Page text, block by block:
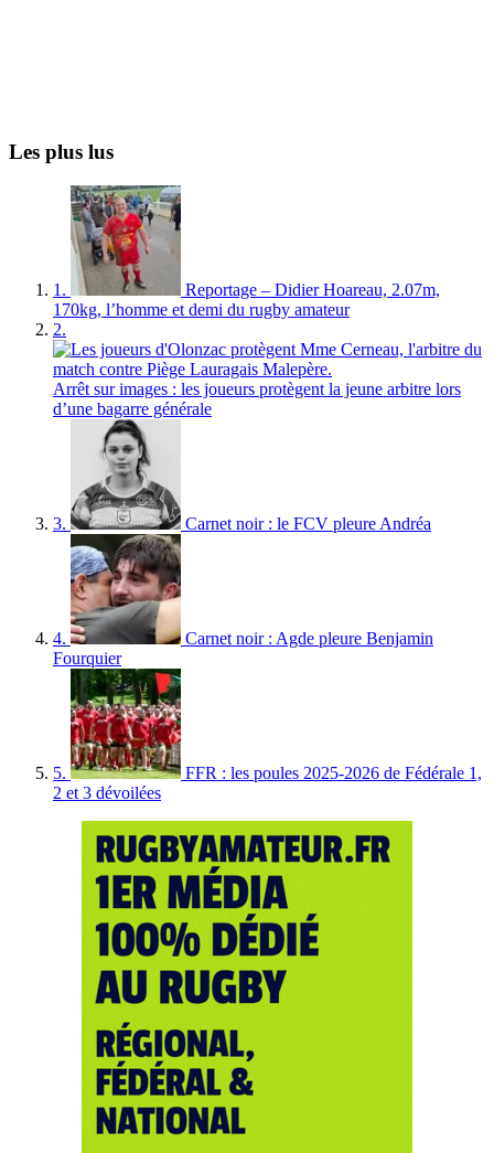
Les plus lus
1.
Reportage – Didier Hoareau, 2.07m,
170kg, l’homme et demi du rugby amateur
2.
Arrêt sur images : les joueurs protègent la jeune arbitre lors
d’une bagarre générale
3. Carnet noir : le FCV pleure Andréa
4.
Carnet noir : Agde pleure Benjamin
Fourquier
5.
FFR : les poules 2025-2026 de Fédérale 1,
2 et 3 dévoilées